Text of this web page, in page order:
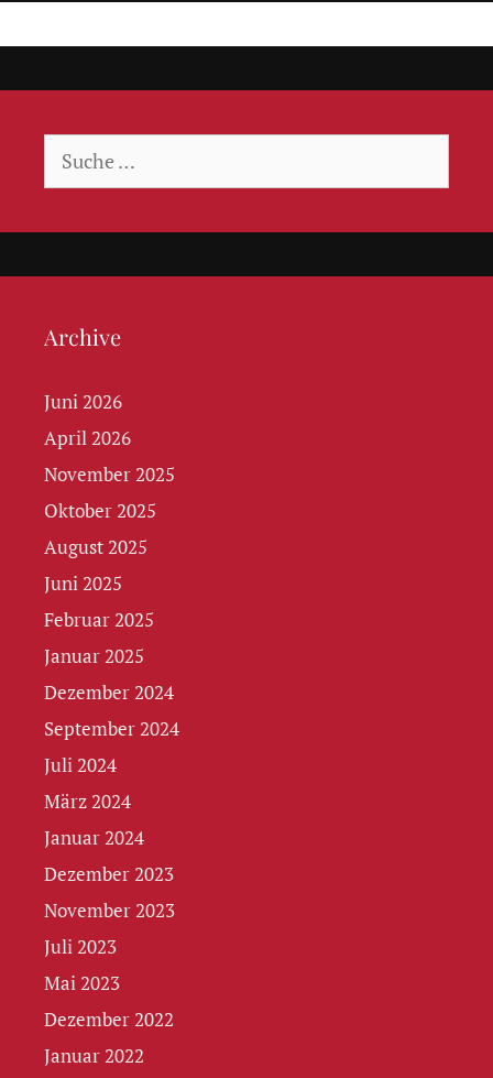
Suche
Archive
Juni 2026
April 2026
November 2025
Oktober 2025
August 2025
Juni 2025
Februar 2025
Januar 2025
Dezember 2024
September 2024
Juli 2024
März 2024
Januar 2024
Dezember 2023
November 2023
Juli 2023
Mai 2023
Dezember 2022
Januar 2022